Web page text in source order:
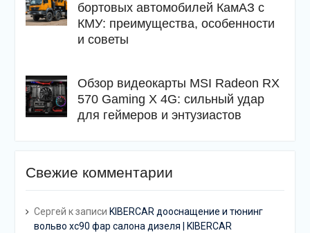
бортовых автомобилей КамАЗ с
КМУ: преимущества, особенности
и советы
Обзор видеокарты MSI Radeon RX
570 Gaming X 4G: сильный удар
для геймеров и энтузиастов
Свежие комментарии
Сергей к записи KIBERCAR дооснащение и тюнинг
вольво хс90 фар салона дизеля | KIBERCAR